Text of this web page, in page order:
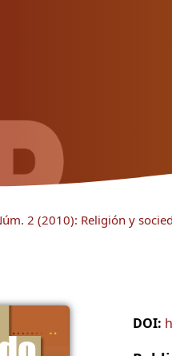
2 (2010): Religión y
DOI: